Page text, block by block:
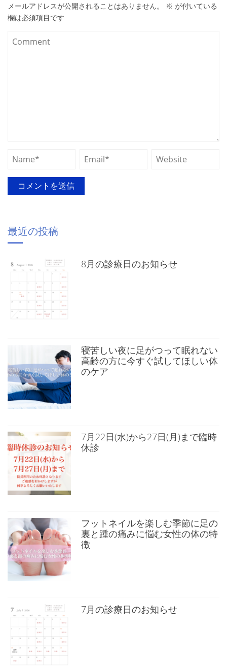
メールアドレスが公開されることはありません。 ※ が付いている
欄は必須項目です
最近の投稿
8月の診療日のお知らせ
寝苦しい夜に足がつって眠れない
高齢の方に今すぐ試してほしい体
のケア
7月22日(水)から27日(月)まで臨時
休診
フットネイルを楽しむ季節に足の
裏と踵の痛みに悩む女性の体の特
徴
7月の診療日のお知らせ